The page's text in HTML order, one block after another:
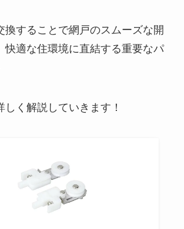
換することで網戸のスムーズな開
快適な住環境に直結する重要なパ
しく解説していきます！